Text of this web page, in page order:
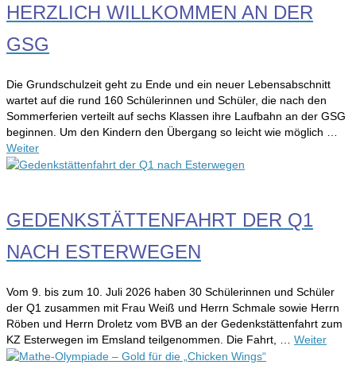
HERZLICH WILLKOMMEN AN DER
GSG
Die Grundschulzeit geht zu Ende und ein neuer Lebensabschnitt
wartet auf die rund 160 Schülerinnen und Schüler, die nach den
Sommerferien verteilt auf sechs Klassen ihre Laufbahn an der GSG
beginnen. Um den Kindern den Übergang so leicht wie möglich …
Weiter
GEDENKSTÄTTENFAHRT DER Q1
NACH ESTERWEGEN
Vom 9. bis zum 10. Juli 2026 haben 30 Schülerinnen und Schüler
der Q1 zusammen mit Frau Weiß und Herrn Schmale sowie Herrn
Röben und Herrn Droletz vom BVB an der Gedenkstättenfahrt zum
KZ Esterwegen im Emsland teilgenommen. Die Fahrt, … Weiter